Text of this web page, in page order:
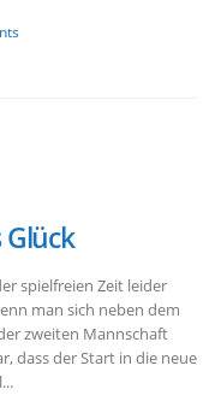
Glück
spielfreien Zeit leider
man sich neben dem
zweiten Mannschaft
dass der Start in die neue